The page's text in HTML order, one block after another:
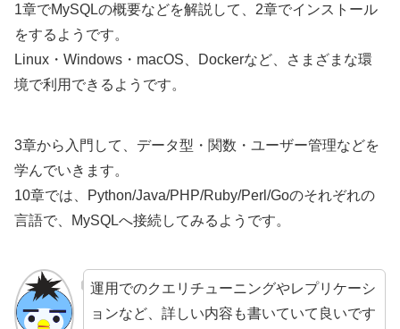
1章でMySQLの概要などを解説して、2章でインストール
をするようです。
Linux・Windows・macOS、Dockerなど、さまざまな環
境で利用できるようです。
3章から入門して、データ型・関数・ユーザー管理などを
学んでいきます。
10章では、Python/Java/PHP/Ruby/Perl/Goのそれぞれの
言語で、MySQLへ接続してみるようです。
運用でのクエリチューニングやレプリケーシ
ョンなど、詳しい内容も書いていて良いです